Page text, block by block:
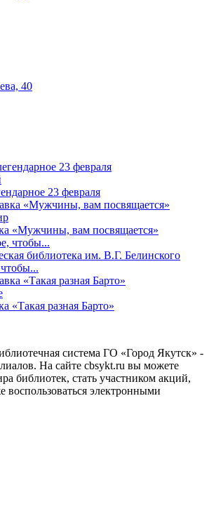
40
23 февраля
«Мужчины, вам посвящается»
библиотека им. В.Г. Белинского
«Такая разная Барто»
система ГО «Город Якутск» -
На сайте cbsykt.ru вы можете
библиотек, стать участником акций,
воспользоваться электронными